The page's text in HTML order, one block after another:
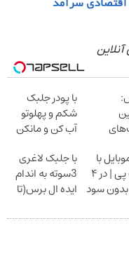
شما
با پودر جلبک
شکم و پهلوتو
آب کن و مانکن
امشب)
با
اسنپ پی | در ۴
سود
با جلبک لاغری
3سوته به اندام
ایده ال برس(تا
ویژه)